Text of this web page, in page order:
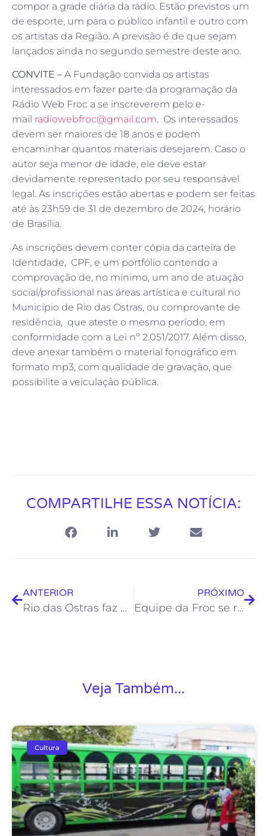
compor a grade diária da rádio. Estão previstos um
de esporte, um para o público infantil e outro com
os artistas da Região. A previsão é de que sejam
lançados ainda no segundo semestre deste ano.
CONVITE – A Fundação convida os artistas
interessados em fazer parte da programação da
Rádio Web Froc a se inscreverem pelo e-
mail radiowebfroc@gmail.com. Os interessados
devem ser maiores de 18 anos e podem
encaminhar quantos materiais desejarem. Caso o
autor seja menor de idade, ele deve estar
devidamente representado por seu responsável
legal. As inscrições estão abertas e podem ser feitas
até às 23h59 de 31 de dezembro de 2024, horário
de Brasília.
As inscrições devem conter cópia da carteira de
Identidade, CPF, e um portfólio contendo a
comprovação de, no mínimo, um ano de atuação
social/profissional nas áreas artística e cultural no
Município de Rio das Ostras, ou comprovante de
residência, que ateste o mesmo período, em
conformidade com a Lei nº 2.051/2017. Além disso,
deve anexar também o material fonográfico em
formato mp3, com qualidade de gravação, que
possibilite a veiculação pública.
COMPARTILHE ESSA NOTÍCIA:
ANTERIOR
Rio das Ostras faz parte da mesa diretora do Fórum dos Gestores de Cultura do Estado
PRÓXIMO
Equipe da Froc se reúne para traçar estratégia e capacitar os servidores para aplicação da LPG
Veja Também...
Cultura